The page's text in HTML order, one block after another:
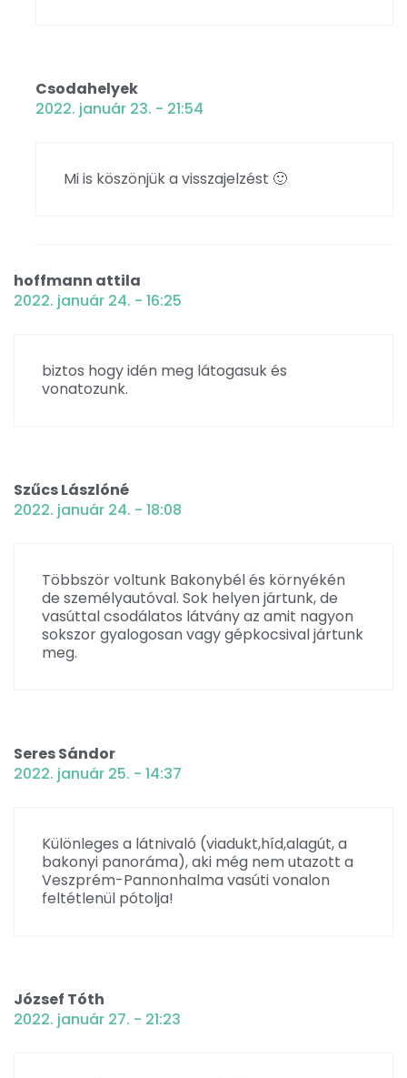
Csodahelyek
2022. január 23. - 21:54
Mi is köszönjük a visszajelzést 🙂
hoffmann attila
2022. január 24. - 16:25
biztos hogy idén meg látogasuk és
vonatozunk.
Szűcs Lászlóné
2022. január 24. - 18:08
Többször voltunk Bakonybél és környékén
de személyautóval. Sok helyen jártunk, de
vasúttal csodálatos látvány az amit nagyon
sokszor gyalogosan vagy gépkocsival jártunk
meg.
Seres Sándor
2022. január 25. - 14:37
Különleges a látnivaló (viadukt,híd,alagút, a
bakonyi panoráma), aki még nem utazott a
Veszprém-Pannonhalma vasúti vonalon
feltétlenül pótolja!
József Tóth
2022. január 27. - 21:23